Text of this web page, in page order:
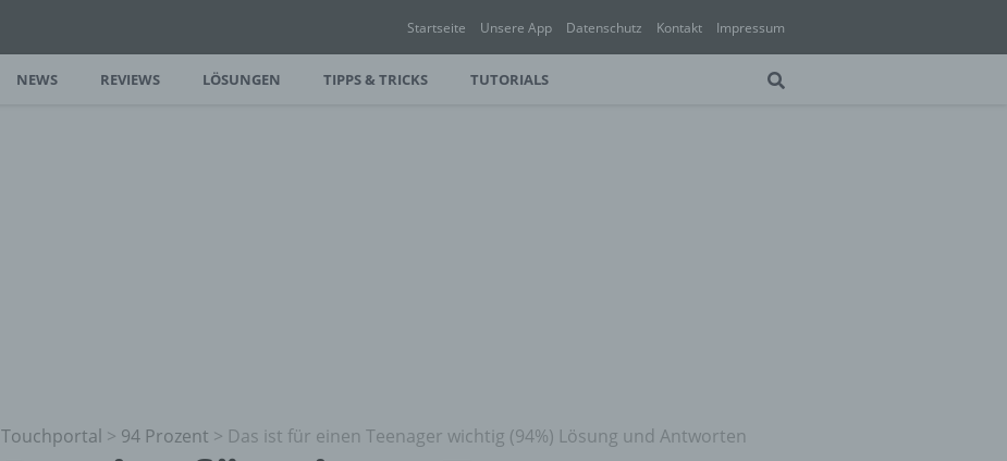
Startseite Unsere App Datenschutz Kontakt Impressum
NEWS REVIEWS LÖSUNGEN TIPPS & TRICKS TUTORIALS
Touchportal > 94 Prozent > Das ist für einen Teenager wichtig (94%) Lösung und Antworten